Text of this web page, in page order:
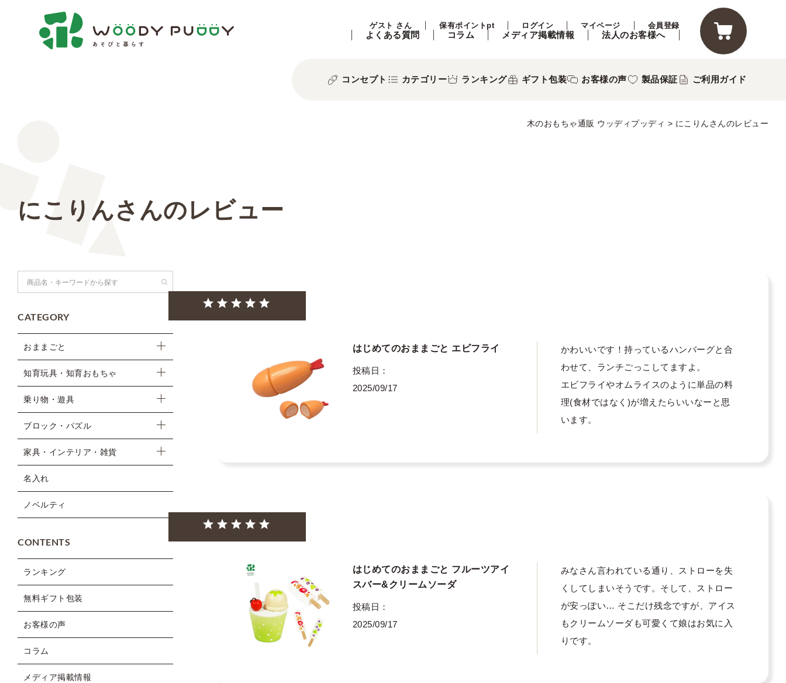
ゲスト さん 保有ポイントpt ログイン マイページ 会員登録
よくある質問 コラム メディア掲載情報 法人のお客様へ
コンセプト カテゴリー ランキング ギフト包装 お客様の声 製品保証 ご利用ガイド
木のおもちゃ通販 ウッディプッディ にこりんさんのレビュー
にこりんさんのレビュー
CATEGORY
おままごと
知育玩具・知育おもちゃ
乗り物・遊具
ブロック・パズル
家具・インテリア・雑貨
名入れ
ノベルティ
CONTENTS
ランキング
無料ギフト包装
お客様の声
コラム
メディア掲載情報
はじめてのおままごと エビフライ
投稿日
2025/09/17
かわいいです！持っているハンバーグと合
わせて、ランチごっこしてますよ。
エビフライやオムライスのように単品の料
理(食材ではなく)が増えたらいいなーと思
います。
はじめてのおままごと フルーツアイ
スバー&クリームソーダ
投稿日
2025/09/17
みなさん言われている通り、ストローを失
くしてしまいそうです。そして、ストロー
が安っぽい… そこだけ残念ですが、アイス
もクリームソーダも可愛くて娘はお気に入
りです。